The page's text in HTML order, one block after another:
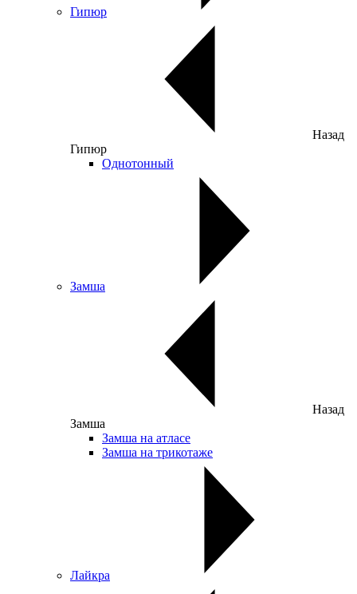
Гипюр
Назад
Гипюр
Однотонный
Замша
Назад
Замша
Замша на атласе
Замша на трикотаже
Лайкра